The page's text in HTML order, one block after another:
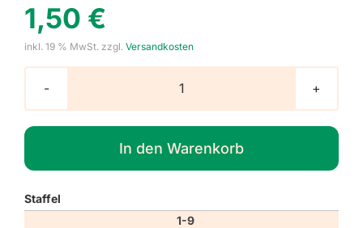
1,50 €
inkl. 19 % MwSt. zzgl. Versandkosten
Gebotszeichen
M014
"Kopfschutz
benutzen"
Menge
In den Warenkorb
Staffel
1-9